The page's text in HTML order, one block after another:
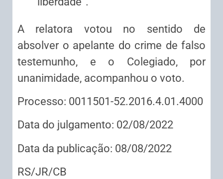
A relatora votou no sentido de
absolver o apelante do crime de falso
testemunho, e o Colegiado, por
unanimidade, acompanhou o voto.
Processo: 0011501-52.2016.4.01.4000
Data do julgamento: 02/08/2022
Data da publicação: 08/08/2022
RS/JR/CB